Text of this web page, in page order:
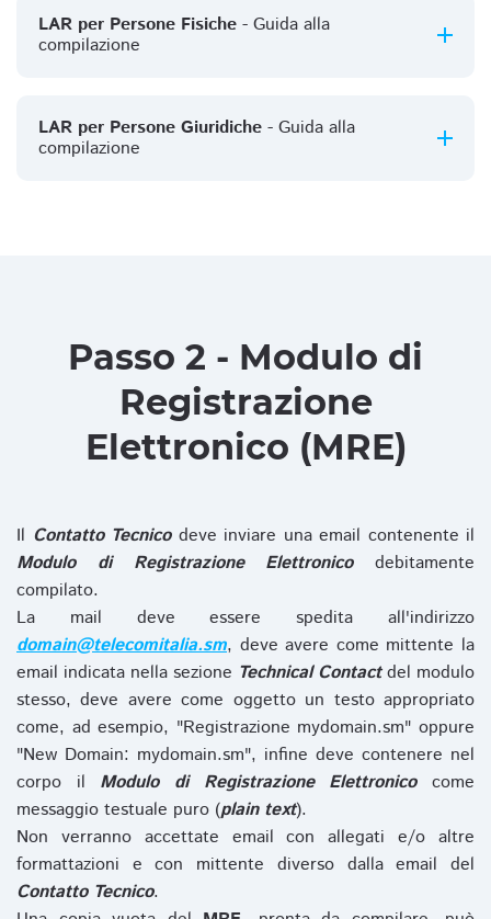
LAR per Persone Fisiche - Guida alla
compilazione
LAR per Persone Giuridiche - Guida alla
compilazione
Passo 2 - Modulo di
Registrazione
Elettronico (MRE)
Il Contatto Tecnicodeve inviare una email contenente il
Modulo di Registrazione Elettronicodebitamente
compilato.
La mail deve essere spedita all'indirizzo
domain@telecomitalia.sm, deve avere come mittente la
email indicata nella sezione Technical Contactdel modulo
stesso, deve avere come oggetto un testo appropriato
come, ad esempio, "Registrazione mydomain.sm" oppure
"New Domain: mydomain.sm", infine deve contenere nel
corpo il Modulo di Registrazione Elettronicocome
messaggio testuale puro (plain text).
Non verranno accettate email con allegati e/o altre
formattazioni e con mittente diverso dalla email del
Contatto Tecnico.